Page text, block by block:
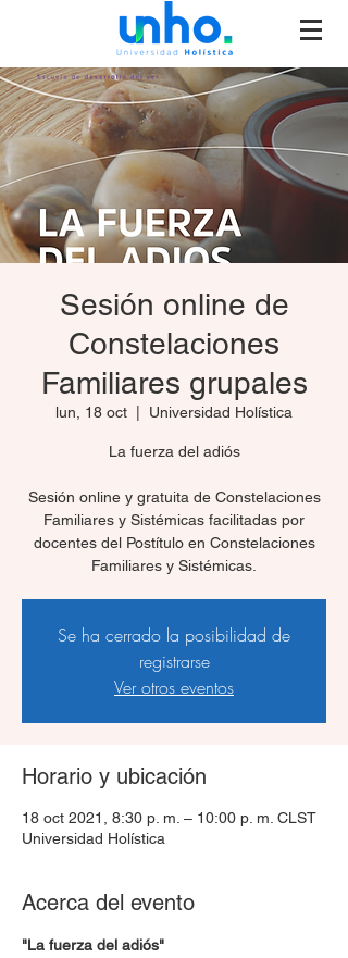
Sesión online de
Constelaciones
Familiares grupales
lun, 18 oct Universidad Holística
La fuerza del adiós
Sesión online y gratuita de Constelaciones
Familiares y Sistémicas facilitadas por
docentes del Postítulo en Constelaciones
Familiares y Sistémicas.
Se ha cerrado la posibilidad de
registrarse
Ver otros eventos
Horario y ubicación
18 oct 2021, 8:30 p. m. – 10:00 p. m. CLST
Universidad Holística
Acerca del evento
"La fuerza del adiós"